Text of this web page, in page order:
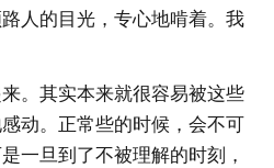
人的目光，专心地啃着。我
。其实本来就很容易被这些
动。正常些的时候，会不可
一旦到了不被理解的时刻，